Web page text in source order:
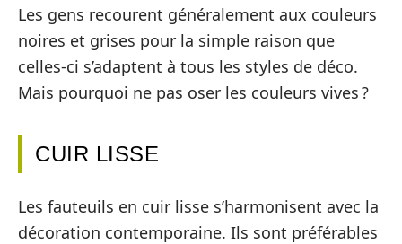
Les gens recourent généralement aux couleurs
noires et grises pour la simple raison que
celles-ci s’adaptent à tous les styles de déco.
Mais pourquoi ne pas oser les couleurs vives ?
CUIR LISSE
Les fauteuils en cuir lisse s’harmonisent avec la
décoration contemporaine. Ils sont préférables